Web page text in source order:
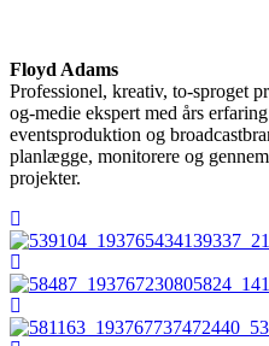
Floyd Adams
Professionel, kreativ, to-sproget
og-medie ekspert med års
eventsproduktion og
planlægge, monitorere og
projekter.